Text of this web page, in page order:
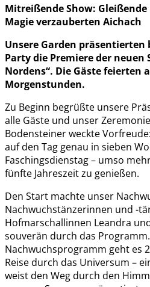
Mitreißende Show:
Magie verzauberten Aichach
Unsere Garden präsentierten
Party die Premiere der neuen
Nordens“. Die Gäste feierten
Morgenstunden.
Zu Beginn begrüßte unsere
alle Gäste und unser
Bodensteiner weckte
auf den Tag genau in sieben
Faschingsdienstag – umso
fünfte Jahreszeit zu genießen.
Den Start machte unser
Nachwuchstänzerinnen und -
Hofmarschallinnen Leandra
souverän durch das
Nachwuchsprogramm geht es
Reise durch das Universum –
weist den Weg durch den